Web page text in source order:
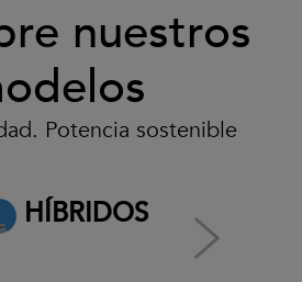
nuestros
Potencia sostenible
HÍBRIDOS